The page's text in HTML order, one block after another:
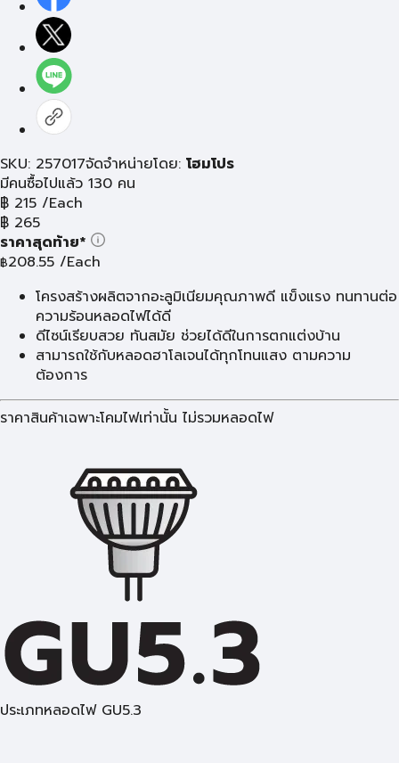
SKU: 257017จัดจำหน่ายโดย: โฮมโปร
มีคนซื้อไปแล้ว 130 คน
฿ 215 /Each
฿ 265
ราคาสุดท้าย*
฿208.55 /Each
โครงสร้างผลิตจากอะลูมิเนียมคุณภาพดี แข็งแรง ทนทานต่อ
ความร้อนหลอดไฟได้ดี
ดีไซน์เรียบสวย ทันสมัย ช่วยได้ดีในการตกแต่งบ้าน
สามารถใช้กับหลอดฮาโลเจนได้ทุกโทนแสง ตามความ
ต้องการ
ราคาสินค้าเฉพาะโคมไฟเท่านั้น ไม่รวมหลอดไฟ
ประเภทหลอดไฟ GU5.3